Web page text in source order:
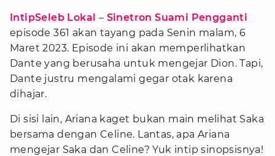
IntipSeleb Lokal – Sinetron Suami Pengganti
episode 361 akan tayang pada Senin malam, 6
Maret 2023. Episode ini akan memperlihatkan
Dante yang berusaha untuk mengejar Dion. Tapi,
Dante justru mengalami gegar otak karena
dihajar.
Di sisi lain, Ariana kaget bukan main melihat Saka
bersama dengan Celine. Lantas, apa Ariana
mengejar Saka dan Celine? Yuk intip sinopsisnya!